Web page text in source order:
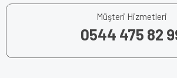
Müşteri Hizmetleri
0544 475 82